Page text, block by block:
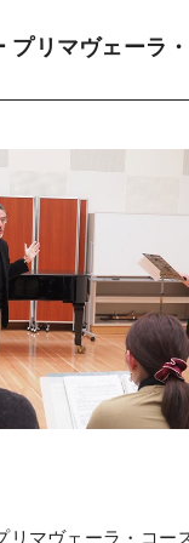
プリマヴェーラ
リマヴェーラ・コ